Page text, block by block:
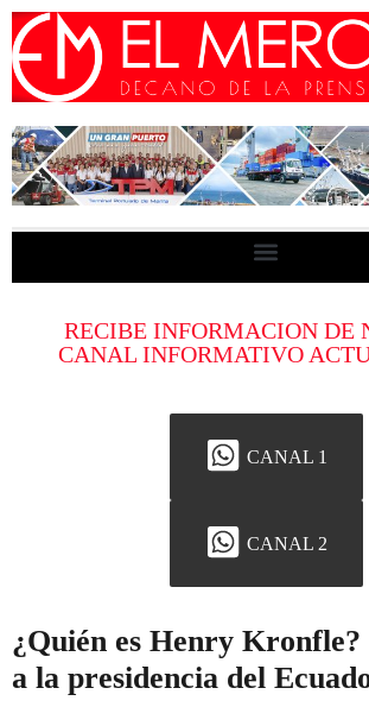
RECIBE INFORMACION DE
CANAL INFORMATIVO
CANAL 1
CANAL 2
¿Quién es Henry
a la presidencia del